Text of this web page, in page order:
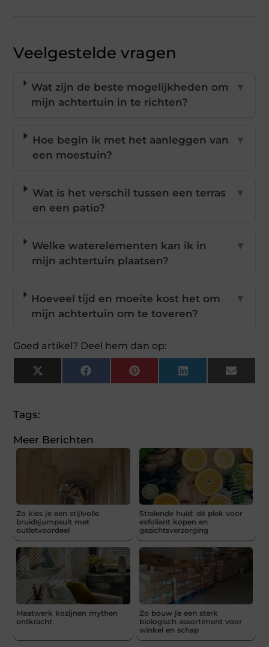
Veelgestelde vragen
Wat zijn de beste mogelijkheden om
mijn achtertuin in te richten?
▼
Hoe begin ik met het aanleggen van
een moestuin?
▼
Wat is het verschil tussen een terras
en een patio?
▼
Welke waterelementen kan ik in
mijn achtertuin plaatsen?
▼
Hoeveel tijd en moeite kost het om
mijn achtertuin om te toveren?
▼
Goed artikel? Deel hem dan op:
X
(Twitter)
FacebookPinterestLinkedInEmail
Tags:
Meer Berichten
Zo kies je een stijlvolle
bruidsjumpsuit met
outletvoordeel
Stralende huid: dé plek voor
exfoliant kopen en
gezichtsverzorging
Maatwerk kozijnen mythen
ontkracht
Zo bouw je een sterk
biologisch assortiment voor
winkel en schap